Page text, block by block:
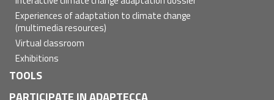
Experiences of adaptation to climate change
(multimedia resources)
Virtual classroom
Exhibitions
TOOLS
PARTICIPATE IN ADAPTECCA